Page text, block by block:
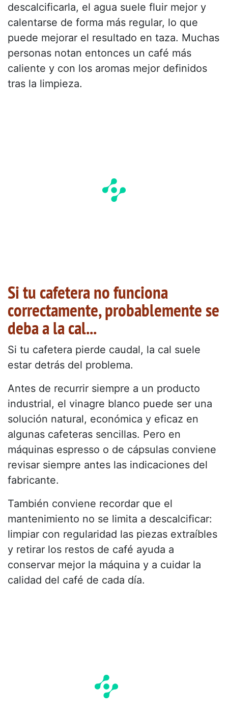
descalcificarla, el agua suele fluir mejor y
calentarse de forma más regular, lo que
puede mejorar el resultado en taza. Muchas
personas notan entonces un café más
caliente y con los aromas mejor definidos
tras la limpieza.
Si tu cafetera no funciona
correctamente, probablemente se
deba a la cal...
Si tu cafetera pierde caudal, la cal suele
estar detrás del problema.
Antes de recurrir siempre a un producto
industrial, el vinagre blanco puede ser una
solución natural, económica y eficaz en
algunas cafeteras sencillas. Pero en
máquinas espresso o de cápsulas conviene
revisar siempre antes las indicaciones del
fabricante.
También conviene recordar que el
mantenimiento no se limita a descalcificar:
limpiar con regularidad las piezas extraíbles
y retirar los restos de café ayuda a
conservar mejor la máquina y a cuidar la
calidad del café de cada día.